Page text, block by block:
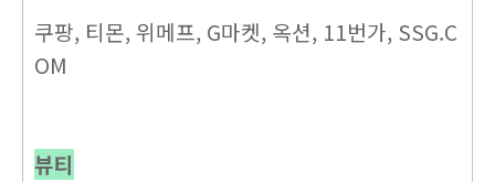
쿠팡, 티몬, 위메프, G마켓, 옥션, 11번가, SSG.C
OM
뷰티